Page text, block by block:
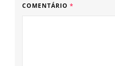
COMENTÁRIO *